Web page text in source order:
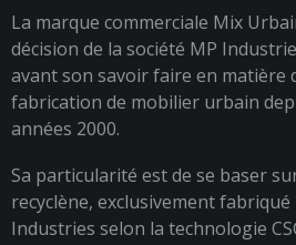
La marque commerciale Mix
décision de la société MP
avant son savoir faire en matière
fabrication de mobilier urbain
années 2000.
Sa particularité est de se baser
recyclène, exclusivement
Industries selon la technologie